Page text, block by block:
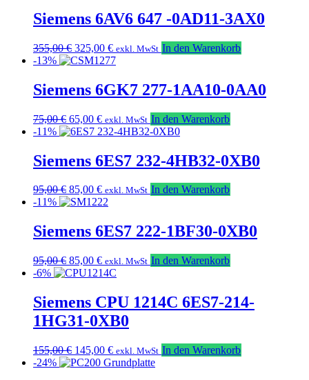
149,00 €129,00 €.
Siemens 6AV6 647 -0AD11-3AX0
355,00€ Ursprünglicher
Preis
355,00 €
325,00 €Aktueller
Preis
325,00 €.
exkl. MwSt In den Warenkorb
-13%
Siemens 6GK7 277-1AA10-0AA0
75,00€ Ursprünglicher
Preis
75,00 €
65,00 €Aktueller
Preis
65,00 €.
exkl. MwSt In den Warenkorb
-11%
Siemens 6ES7 232-4HB32-0XB0
95,00€ Ursprünglicher
Preis
95,00 €
85,00 €Aktueller
Preis
85,00 €.
exkl. MwSt In den Warenkorb
-11%
Siemens 6ES7 222-1BF30-0XB0
95,00€ Ursprünglicher
Preis
95,00 €
85,00 €Aktueller
Preis
85,00 €.
exkl. MwSt In den Warenkorb
-6%
Siemens CPU 1214C 6ES7-214-
1HG31-0XB0
155,00€ Ursprünglicher
Preis
145,00 €Aktueller
Preis
exkl. MwSt In den Warenkorb
-24%